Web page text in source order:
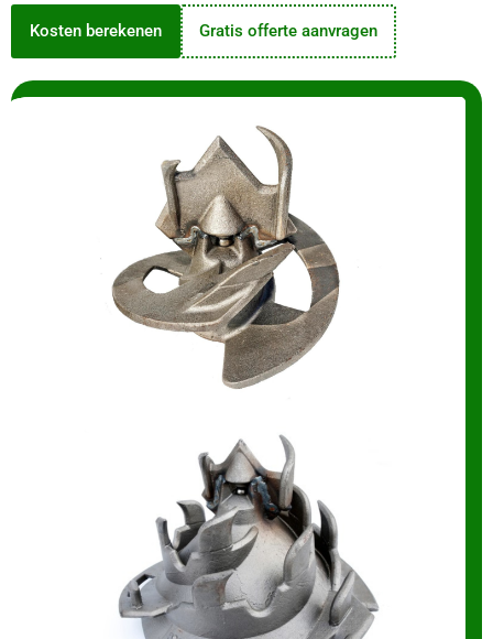
Kosten berekenen Gratis offerte aanvragen